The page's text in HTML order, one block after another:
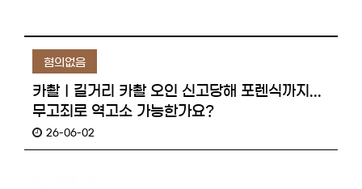
혐의없음
카촬ㅣ길거리 카촬 오인 신고당해 포렌식까지...
무고죄로 역고소 가능한가요?
26-06-02